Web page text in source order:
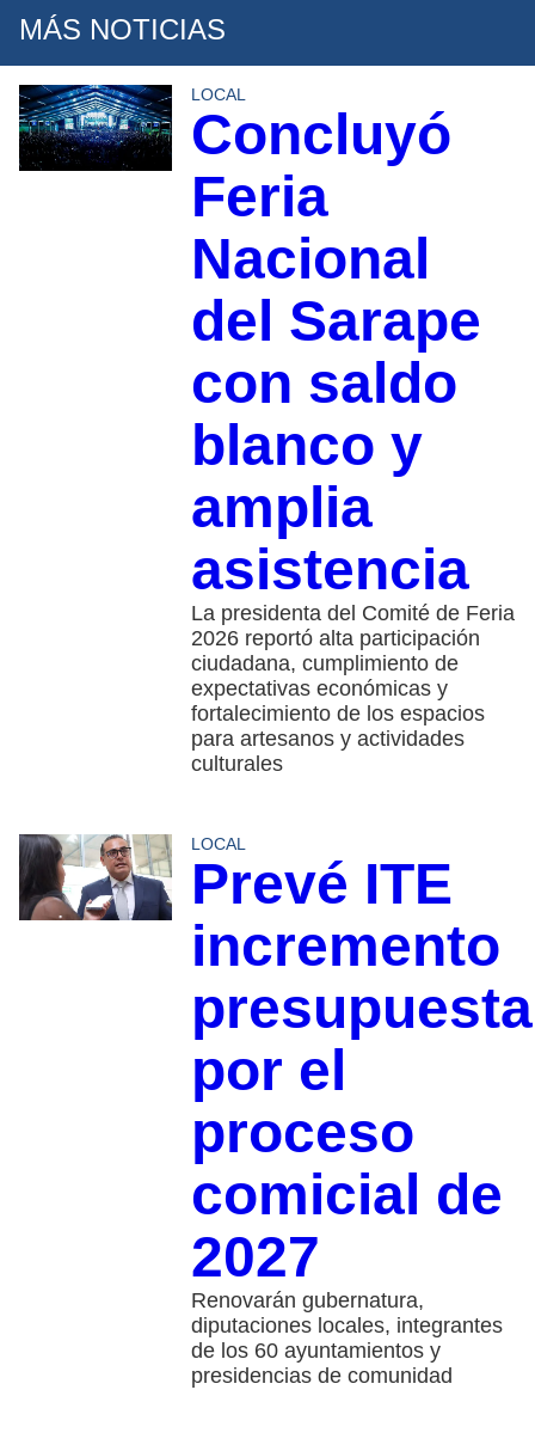
MÁS NOTICIAS
LOCAL
Concluyó
Feria
Nacional
del Sarape
con saldo
blanco y
amplia
asistencia
La presidenta del Comité de Feria
2026 reportó alta participación
ciudadana, cumplimiento de
expectativas económicas y
fortalecimiento de los espacios
para artesanos y actividades
culturales
LOCAL
Prevé ITE
incremento
por el
proceso
comicial de
2027
Renovarán gubernatura,
diputaciones locales, integrantes
de los 60 ayuntamientos y
presidencias de comunidad